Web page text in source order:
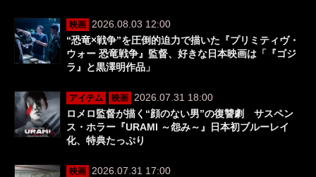
映画
2026.08.03 12:00
“恐竜×戦争”を圧倒的迫力で描いた『プリミティヴ・
ウォー 恐竜戦争』監督、好きな日本映画は「『ゴジ
ラ』と黒澤明作品」
アイテム 映画
2026.07.31 18:00
ロメロ監督が描く“顔のない男”の復讐劇 サスペン
ス・ホラー『URAMI ～怨み～』日本初ブルーレイ
化、特典たっぷり
映画
2026.07.31 17:00